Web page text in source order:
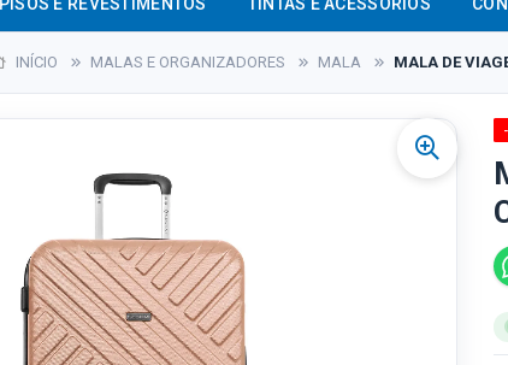
INÍCIO MALAS E ORGANIZADORES MALA MALA DE